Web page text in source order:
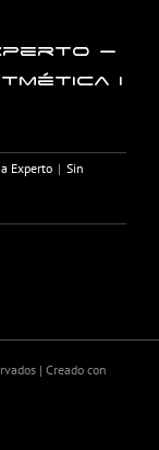
–
I
Experto | Sin
| Creado con